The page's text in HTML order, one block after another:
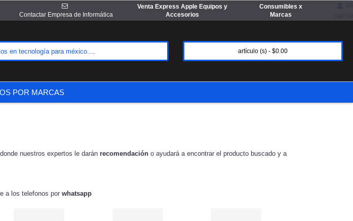
Contactar Empresa de Informática
Venta Express Apple Equipos y
Accesorios
Consumibles x
Marcas
artículo (s) - $0.00
POR MARCAS
nuestros expertos le darán recomendación o ayudará a encontrar el producto buscado y a
a los telefonos por whatsapp